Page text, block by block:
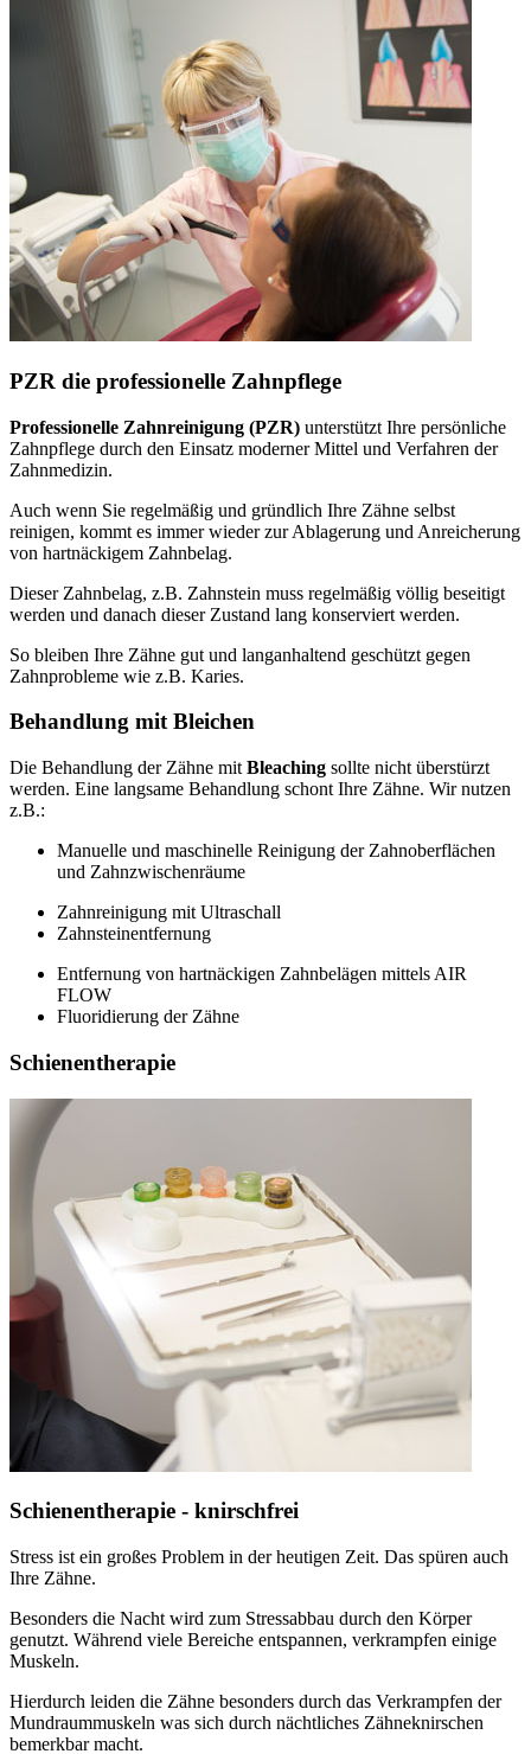
PZR die professionelle Zahnpflege
Professionelle Zahnreinigung (PZR) unterstützt Ihre persönliche
Zahnpflege durch den Einsatz moderner Mittel und Verfahren der
Zahnmedizin.
Auch wenn Sie regelmäßig und gründlich Ihre Zähne selbst
reinigen, kommt es immer wieder zur Ablagerung und Anreicherung
von hartnäckigem Zahnbelag.
Dieser Zahnbelag, z.B. Zahnstein muss regelmäßig völlig beseitigt
werden und danach dieser Zustand lang konserviert werden.
So bleiben Ihre Zähne gut und langanhaltend geschützt gegen
Zahnprobleme wie z.B. Karies.
Behandlung mit Bleichen
Die Behandlung der Zähne mit Bleaching sollte nicht überstürzt
werden. Eine langsame Behandlung schont Ihre Zähne. Wir nutzen
z.B.:
Manuelle und maschinelle Reinigung der Zahnoberflächen
und Zahnzwischenräume
Zahnreinigung mit Ultraschall
Zahnsteinentfernung
Entfernung von hartnäckigen Zahnbelägen mittels AIR
FLOW
Fluoridierung der Zähne
Schienentherapie
Schienentherapie - knirschfrei
Stress ist ein großes Problem in der heutigen Zeit. Das spüren auch
Ihre Zähne.
Besonders die Nacht wird zum Stressabbau durch den Körper
genutzt. Während viele Bereiche entspannen, verkrampfen einige
Muskeln.
Hierdurch leiden die Zähne besonders durch das Verkrampfen der
Mundraummuskeln was sich durch nächtliches Zähneknirschen
bemerkbar macht.